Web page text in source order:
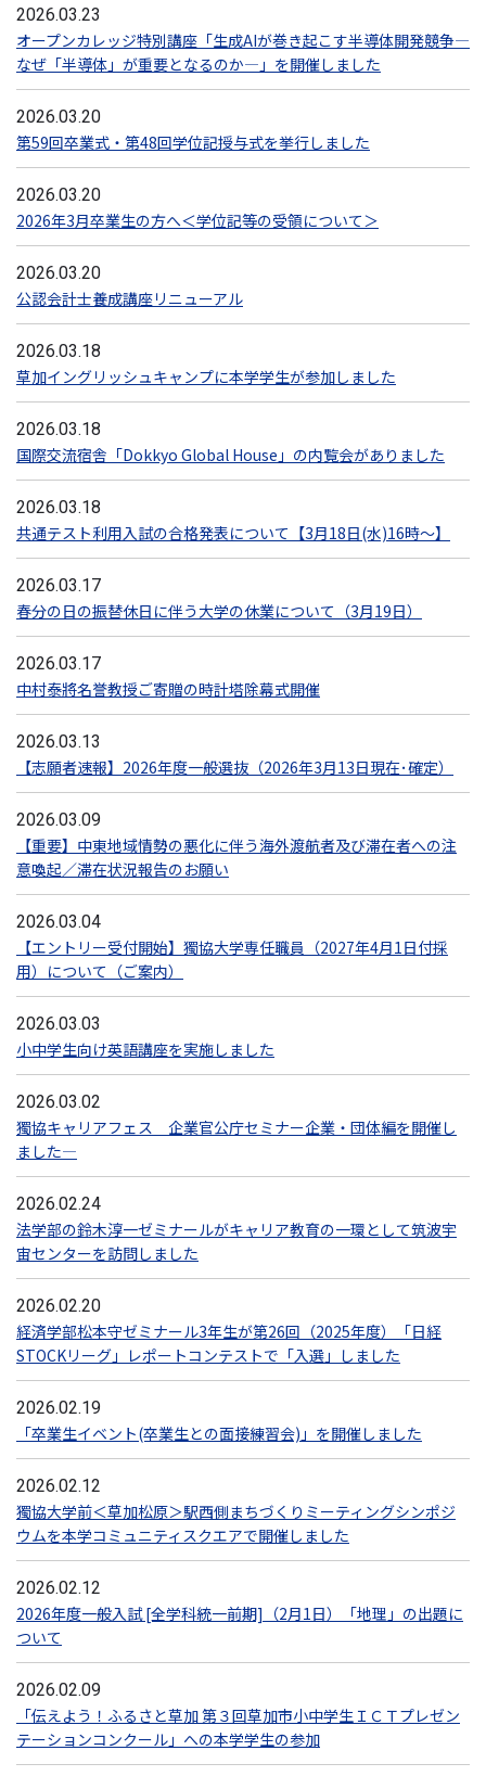
2026.03.23
オープンカレッジ特別講座「生成AIが巻き起こす半導体開発競争―
なぜ「半導体」が重要となるのか―」を開催しました
2026.03.20
第59回卒業式・第48回学位記授与式を挙行しました
2026.03.20
2026年3月卒業生の方へ＜学位記等の受領について＞
2026.03.20
公認会計士養成講座リニューアル
2026.03.18
草加イングリッシュキャンプに本学学生が参加しました
2026.03.18
国際交流宿舎「Dokkyo Global House」の内覧会がありました
2026.03.18
共通テスト利用入試の合格発表について【3月18日(水)16時～】
2026.03.17
春分の日の振替休日に伴う大学の休業について（3月19日）
2026.03.17
中村泰將名誉教授ご寄贈の時計塔除幕式開催
2026.03.13
【志願者速報】2026年度一般選抜（2026年3月13日現在･確定）
2026.03.09
【重要】中東地域情勢の悪化に伴う海外渡航者及び滞在者への注
意喚起／滞在状況報告のお願い
2026.03.04
【エントリー受付開始】獨協大学専任職員（2027年4月1日付採
用）について（ご案内）
2026.03.03
小中学生向け英語講座を実施しました
2026.03.02
獨協キャリアフェス 企業官公庁セミナー企業・団体編を開催し
ました―
2026.02.24
法学部の鈴木淳一ゼミナールがキャリア教育の一環として筑波宇
宙センターを訪問しました
2026.02.20
経済学部松本守ゼミナール3年生が第26回（2025年度）「日経
STOCKリーグ」レポートコンテストで「入選」しました
2026.02.19
「卒業生イベント(卒業生との面接練習会)」を開催しました
2026.02.12
獨協大学前＜草加松原＞駅西側まちづくりミーティングシンポジ
ウムを本学コミュニティスクエアで開催しました
2026.02.12
2026年度一般入試 [全学科統一前期]（2月1日）「地理」の出題に
ついて
2026.02.09
「伝えよう！ふるさと草加 第３回草加市小中学生ＩＣＴプレゼン
テーションコンクール」への本学学生の参加